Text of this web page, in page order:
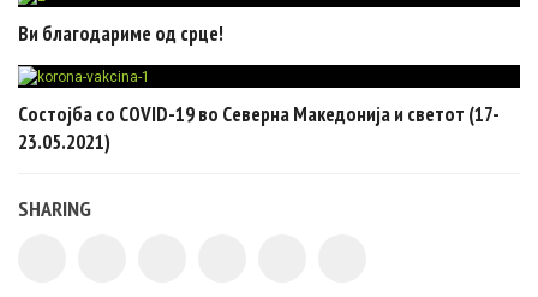
Ви благодариме од срце!
Состојба со COVID-19 во Северна Македонија и светот (17-
23.05.2021)
SHARING